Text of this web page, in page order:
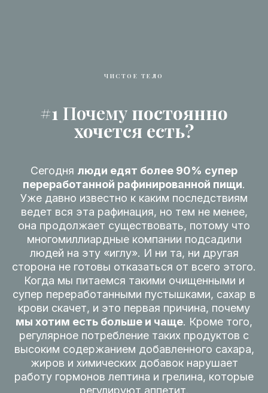
ЧИСТОЕ ТЕЛО
#1 П очему постоянно
хочется есть?
Сегодня люди едят более 90% супер
переработанной рафинированной пищи.
Уже давно известно к каким последствиям
ведет вся эта рафинация, но тем не менее,
она продолжает существовать, потому что
многомиллиардные компании подсадили
людей на эту «иглу». И ни та, ни другая
сторона не готовы отказаться от всего этого.
Когда мы питаемся такими очищенными и
супер переработанными пустышками, сахар в
крови скачет, и это первая причина, почему
мы хотим есть больше и чаще. Кроме того,
регулярное потребление таких продуктов с
высоким содержанием добавленного сахара,
жиров и химических добавок нарушает
работу гормонов лептина и грелина, которые
регулируют аппетит.